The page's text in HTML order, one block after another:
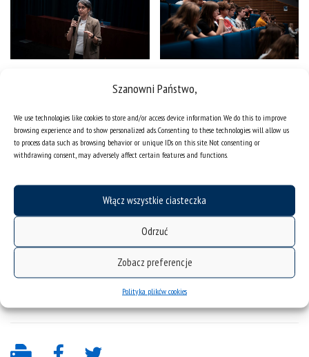
Szanowni Państwo,
We use technologies like cookies to store and/or access device information. We do this to improve
browsing experience and to show personalized ads. Consenting to these technologies will allow us
to process data such as browsing behavior or unique IDs on this site. Not consenting or
withdrawing consent, may adversely affect certain features and functions.
Włącz wszystkie ciasteczka
Odrzuć
Zobacz preferencje
Polityka plików cookies